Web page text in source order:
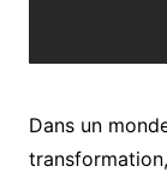
Dans un